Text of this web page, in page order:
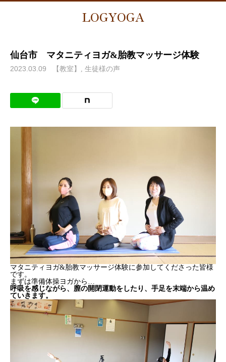
LOGYOGA
仙台市 マタニティヨガ&胎教マッサージ体験
2023.03.09 【教室】 生徒様の声
マタニティヨガ&胎教マッサージ体験に参加してくださった皆様
です。
まずは準備体操ヨガから…
呼吸を感じながら、膣の開閉運動をしたり、手足を末端から温め
ていきます。